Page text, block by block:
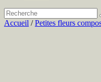
Accueil /Petites fleurs